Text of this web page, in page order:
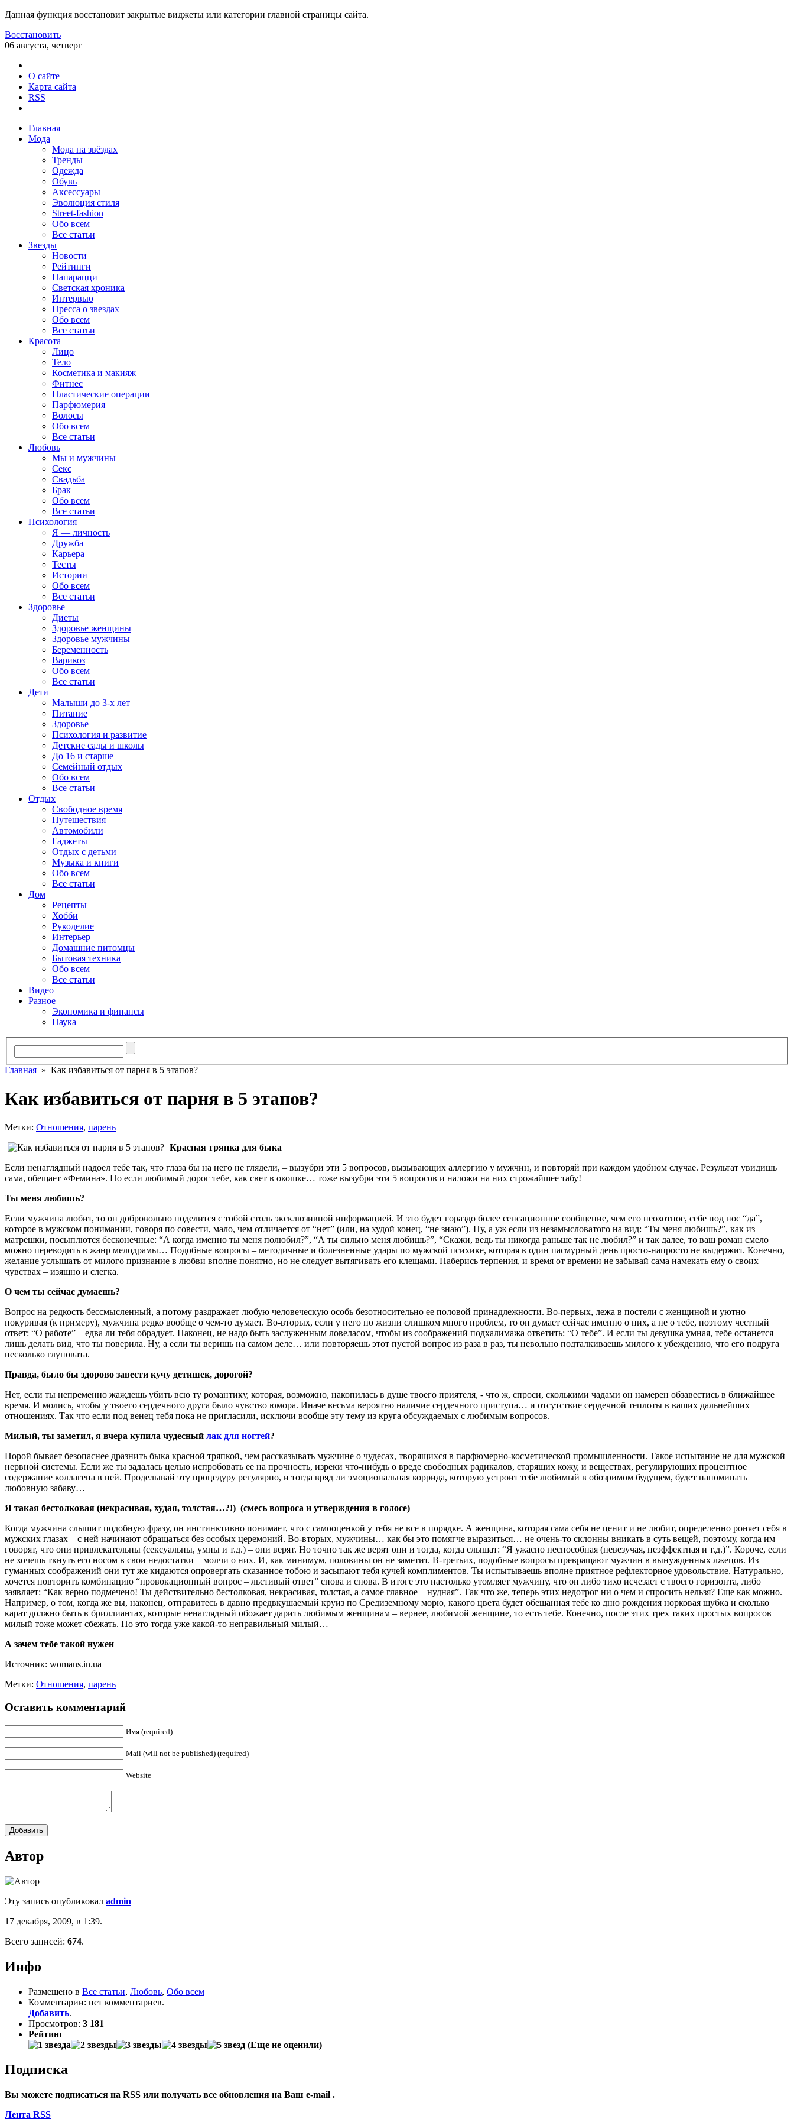
Данная функция восстановит закрытые виджеты или категории главной страницы сайта.
Восстановить
06 августа, четверг
О сайте
Карта сайта
RSS
Главная
Мода
Мода на звёздах
Тренды
Одежда
Обувь
Аксессуары
Эволюция стиля
Street-fashion
Обо всем
Все статьи
Звезды
Новости
Рейтинги
Папарацци
Светская хроника
Интервью
Пресса о звездах
Обо всем
Все статьи
Красота
Лицо
Тело
Косметика и макияж
Фитнес
Пластические операции
Парфюмерия
Волосы
Обо всем
Все статьи
Любовь
Мы и мужчины
Секс
Свадьба
Брак
Обо всем
Все статьи
Психология
Я — личность
Дружба
Карьера
Тесты
Истории
Обо всем
Все статьи
Здоровье
Диеты
Здоровье женщины
Здоровье мужчины
Беременность
Варикоз
Обо всем
Все статьи
Дети
Малыши до 3-х лет
Питание
Здоровье
Психология и развитие
Детские сады и школы
До 16 и старше
Семейный отдых
Обо всем
Все статьи
Отдых
Свободное время
Путешествия
Автомобили
Гаджеты
Отдых с детьми
Музыка и книги
Обо всем
Все статьи
Дом
Рецепты
Хобби
Рукоделие
Интерьер
Домашние питомцы
Бытовая техника
Обо всем
Все статьи
Видео
Разное
Экономика и финансы
Наука
Главная » Как избавиться от парня в 5 этапов?
Как избавиться от парня в 5 этапов?
Метки: Отношения, парень
Красная тряпка для быка
Если ненаглядный надоел тебе так, что глаза бы на него не глядели, – вызубри эти 5 вопросов, вызывающих аллергию у мужчин, и повторяй при каждом удобном случае. Результат увидишь
сама, обещает «Фемина». Но если любимый дорог тебе, как свет в окошке… тоже вызубри эти 5 вопросов и наложи на них строжайшее табу!
Ты меня любишь?
Если мужчина любит, то он добровольно поделится с тобой столь эксклюзивной информацией. И это будет гораздо более сенсационное сообщение, чем его неохотное, себе под нос “да”,
которое в мужском понимании, говоря по совести, мало, чем отличается от “нет” (или, на худой конец, “не знаю”). Ну, а уж если из незамысловатого на вид: “Ты меня любишь?”, как из
матрешки, посыплются бесконечные: “А когда именно ты меня полюбил?”, “А ты сильно меня любишь?”, “Скажи, ведь ты никогда раньше так не любил?” и так далее, то ваш роман смело
можно переводить в жанр мелодрамы… Подобные вопросы – методичные и болезненные удары по мужской психике, которая в один пасмурный день просто-напросто не выдержит. Конечно,
желание услышать от милого признание в любви вполне понятно, но не следует вытягивать его клещами. Наберись терпения, и время от времени не забывай сама намекать ему о своих
чувствах – изящно и слегка.
О чем ты сейчас думаешь?
Вопрос на редкость бессмысленный, а потому раздражает любую человеческую особь безотносительно ее половой принадлежности. Во-первых, лежа в постели с женщиной и уютно
покуривая (к примеру), мужчина редко вообще о чем-то думает. Во-вторых, если у него по жизни слишком много проблем, то он думает сейчас именно о них, а не о тебе, поэтому честный
ответ: “О работе” – едва ли тебя обрадует. Наконец, не надо быть заслуженным ловеласом, чтобы из соображений подхалимажа ответить: “О тебе”. И если ты девушка умная, тебе останется
лишь делать вид, что ты поверила. Ну, а если ты веришь на самом деле… или повторяешь этот пустой вопрос из раза в раз, ты невольно подталкиваешь милого к убеждению, что его подруга
несколько глуповата.
Правда, было бы здорово завести кучу детишек, дорогой?
Нет, если ты непременно жаждешь убить всю ту романтику, которая, возможно, накопилась в душе твоего приятеля, - что ж, спроси, сколькими чадами он намерен обзавестись в ближайшее
время. И молись, чтобы у твоего сердечного друга было чувство юмора. Иначе весьма вероятно наличие сердечного приступа… и отсутствие сердечной теплоты в ваших дальнейших
отношениях. Так что если под венец тебя пока не пригласили, исключи вообще эту тему из круга обсуждаемых с любимым вопросов.
Милый, ты заметил, я вчера купила чудесный лак для ногтей?
Порой бывает безопаснее дразнить быка красной тряпкой, чем рассказывать мужчине о чудесах, творящихся в парфюмерно-косметической промышленности. Такое испытание не для мужской
нервной системы. Если же ты задалась целью испробовать ее на прочность, изреки что-нибудь о вреде свободных радикалов, старящих кожу, и веществах, регулирующих процентное
содержание коллагена в ней. Проделывай эту процедуру регулярно, и тогда вряд ли эмоциональная коррида, которую устроит тебе любимый в обозримом будущем, будет напоминать
любовную забаву…
Я такая бестолковая (некрасивая, худая, толстая…?!) (смесь вопроса и утверждения в голосе)
Когда мужчина слышит подобную фразу, он инстинктивно понимает, что с самооценкой у тебя не все в порядке. А женщина, которая сама себя не ценит и не любит, определенно роняет себя в
мужских глазах – с ней начинают обращаться без особых церемоний. Во-вторых, мужчины… как бы это помягче выразиться… не очень-то склонны вникать в суть вещей, поэтому, когда им
говорят, что они привлекательны (сексуальны, умны и т.д.) – они верят. Но точно так же верят они и тогда, когда слышат: “Я ужасно неспособная (невезучая, неэффектная и т.д.)”. Короче, если
не хочешь ткнуть его носом в свои недостатки – молчи о них. И, как минимум, половины он не заметит. В-третьих, подобные вопросы превращают мужчин в вынужденных лжецов. Из
гуманных соображений они тут же кидаются опровергать сказанное тобою и засыпают тебя кучей комплиментов. Ты испытываешь вполне приятное рефлекторное удовольствие. Натурально,
хочется повторить комбинацию “провокационный вопрос – льстивый ответ” снова и снова. В итоге это настолько утомляет мужчину, что он либо тихо исчезает с твоего горизонта, либо
заявляет: “Как верно подмечено! Ты действительно бестолковая, некрасивая, толстая, а самое главное – нудная”. Так что же, теперь этих недотрог ни о чем и спросить нельзя? Еще как можно.
Например, о том, когда же вы, наконец, отправитесь в давно предвкушаемый круиз по Средиземному морю, какого цвета будет обещанная тебе ко дню рождения норковая шубка и сколько
карат должно быть в бриллиантах, которые ненаглядный обожает дарить любимым женщинам – вернее, любимой женщине, то есть тебе. Конечно, после этих трех таких простых вопросов
милый тоже может сбежать. Но это тогда уже какой-то неправильный милый…
А зачем тебе такой нужен
Источник: womans.in.ua
Метки: Отношения, парень
Оставить комментарий
Имя (required)
Mail (will not be published) (required)
Website
Автор
Эту запись опубликовал admin
17 декабря, 2009, в 1:39.
Всего записей: 674.
Инфо
Размещено в Все статьи, Любовь, Обо всем
Комментарии: нет комментариев.
Добавить.
Просмотров: 3 181
Рейтинг
(Еще не оценили)
Подписка
Вы можете подписаться на RSS или получать все обновления на Ваш e-mail .
Лента RSS